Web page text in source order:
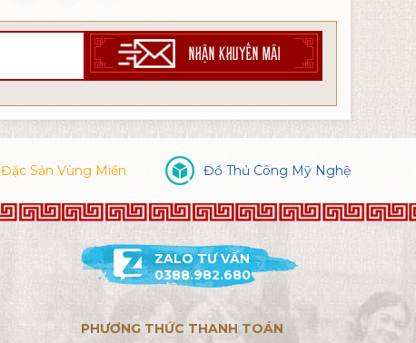
NHẬN KHUYẾN MÃI
Đặc Sản Vùng Miền Đồ Thủ Công Mỹ Nghệ
ZALO TƯ VẤN
0388.982.680
PHƯƠNG THỨC THANH TOÁN